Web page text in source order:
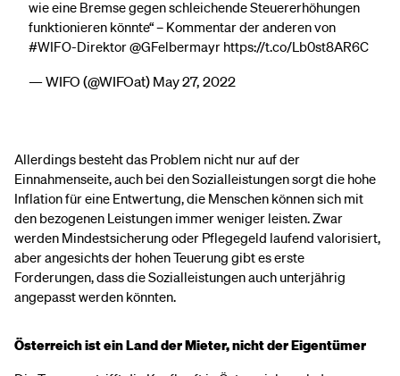
wie eine Bremse gegen schleichende Steuererhöhungen
funktionieren könnte“ – Kommentar der anderen von
#WIFO-Direktor@GFelbermayr https://t.co/Lb0st8AR6C
— WIFO (@WIFOat)May 27, 2022
Allerdings besteht das Problem nicht nur auf der
Einnahmenseite, auch bei den Sozialleistungen sorgt die hohe
Inflation für eine Entwertung, die Menschen können sich mit
den bezogenen Leistungen immer weniger leisten. Zwar
werden Mindestsicherung oder Pflegegeld laufend valorisiert,
aber angesichts der hohen Teuerung gibt es erste
Forderungen, dass die Sozialleistungen auch unterjährig
angepasst werden könnten.
Österreich ist ein Land der Mieter, nicht der Eigentümer